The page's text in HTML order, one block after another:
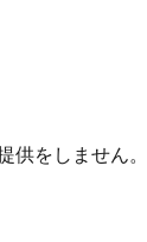
供をしません。